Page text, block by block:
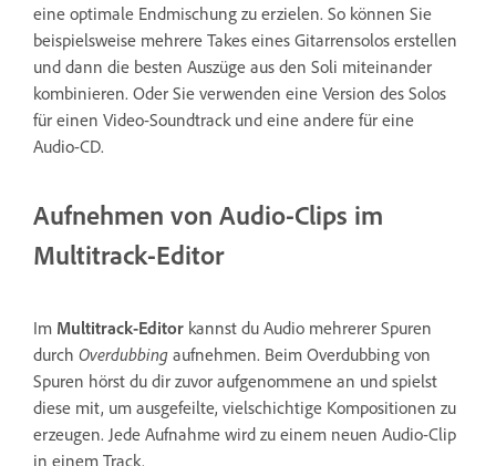
eine optimale Endmischung zu erzielen. So können Sie
beispielsweise mehrere Takes eines Gitarrensolos erstellen
und dann die besten Auszüge aus den Soli miteinander
kombinieren. Oder Sie verwenden eine Version des Solos
für einen Video-Soundtrack und eine andere für eine
Audio-CD.
Aufnehmen von Audio-Clips im
Multitrack-Editor
Im Multitrack-Editor kannst du Audio mehrerer Spuren
durch Overdubbing aufnehmen. Beim Overdubbing von
Spuren hörst du dir zuvor aufgenommene an und spielst
diese mit, um ausgefeilte, vielschichtige Kompositionen zu
erzeugen. Jede Aufnahme wird zu einem neuen Audio-Clip
in einem Track.